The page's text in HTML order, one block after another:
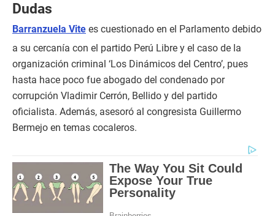
Dudas
Barranzuela Vite es cuestionado en el Parlamento debido
a su cercanía con el partido Perú Libre y el caso de la
organización criminal ‘Los Dinámicos del Centro’, pues
hasta hace poco fue abogado del condenado por
corrupción Vladimir Cerrón, Bellido y del partido
oficialista. Además, asesoró al congresista Guillermo
Bermejo en temas cocaleros.